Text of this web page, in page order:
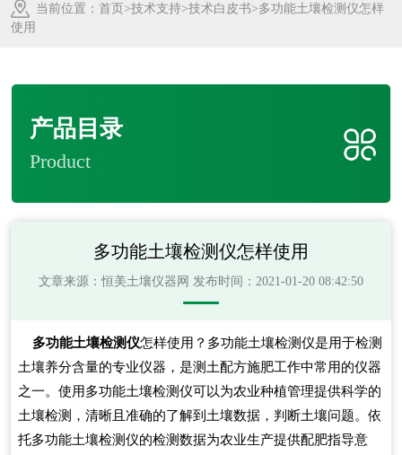
当前位置： 首页 >技术支持>技术白皮书>多功能土壤检测仪怎样
使用
产品目录
Product
多功能土壤检测仪怎样使用
文章来源：恒美土壤仪器网 发布时间：2021-01-20 08:42:50
多功能土壤检测仪怎样使用？多功能土壤检测仪是用于检测
土壤养分含量的专业仪器，是测土配方施肥工作中常用的仪器
之一。使用多功能土壤检测仪可以为农业种植管理提供科学的
土壤检测，清晰且准确的了解到土壤数据，判断土壤问题。依
托多功能土壤检测仪的检测数据为农业生产提供配肥指导意